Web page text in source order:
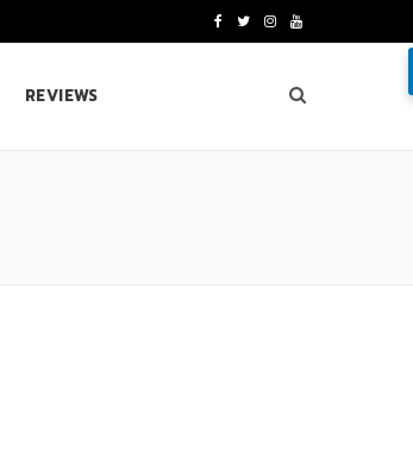
e
T
t
I
t
Y
u
T
REVIEWS